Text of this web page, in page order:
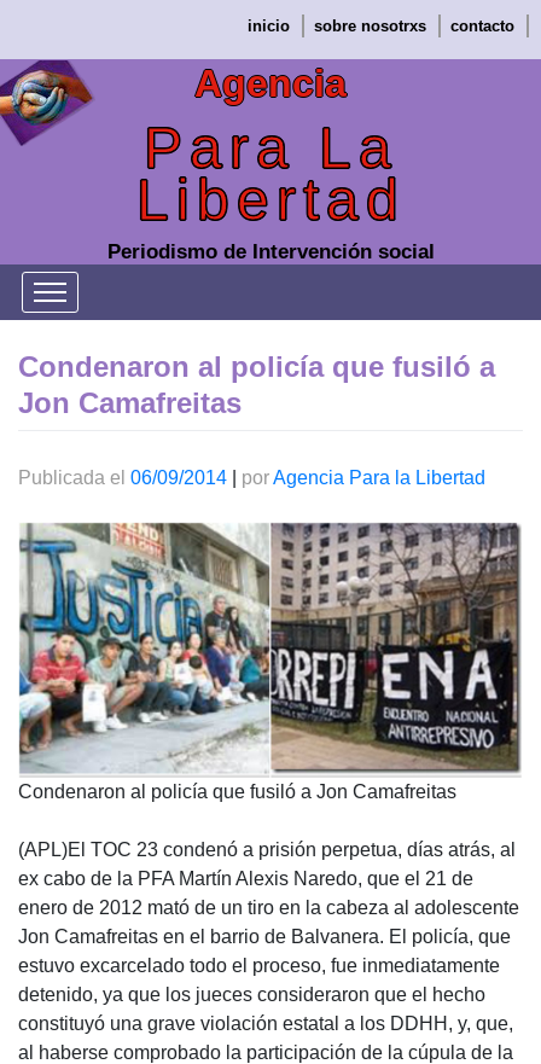
contenido
inicio sobre nosotrxs contacto
Agencia
Para La
Libertad
Periodismo de Intervención social
Condenaron al policía que fusiló a
Jon Camafreitas
Publicada el 06/09/2014 porAgencia Para la Libertad
Condenaron al policía que fusiló a Jon Camafreitas
(APL)El TOC 23 condenó a prisión perpetua, días atrás, al
ex cabo de la PFA Martín Alexis Naredo, que el 21 de
enero de 2012 mató de un tiro en la cabeza al adolescente
Jon Camafreitas en el barrio de Balvanera. El policía, que
estuvo excarcelado todo el proceso, fue inmediatamente
detenido, ya que los jueces consideraron que el hecho
constituyó una grave violación estatal a los DDHH, y, que,
al haberse comprobado la participación de la cúpula de la